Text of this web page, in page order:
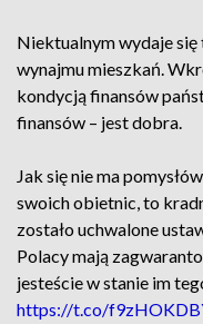
Niektualnym wydaje
wynajmu mieszkań.
kondycją finansów
finansów – jest dobra.
Jak się nie ma
swoich obietnic, to
zostało uchwalone
Polacy mają
jesteście w stanie im
https://t.co/